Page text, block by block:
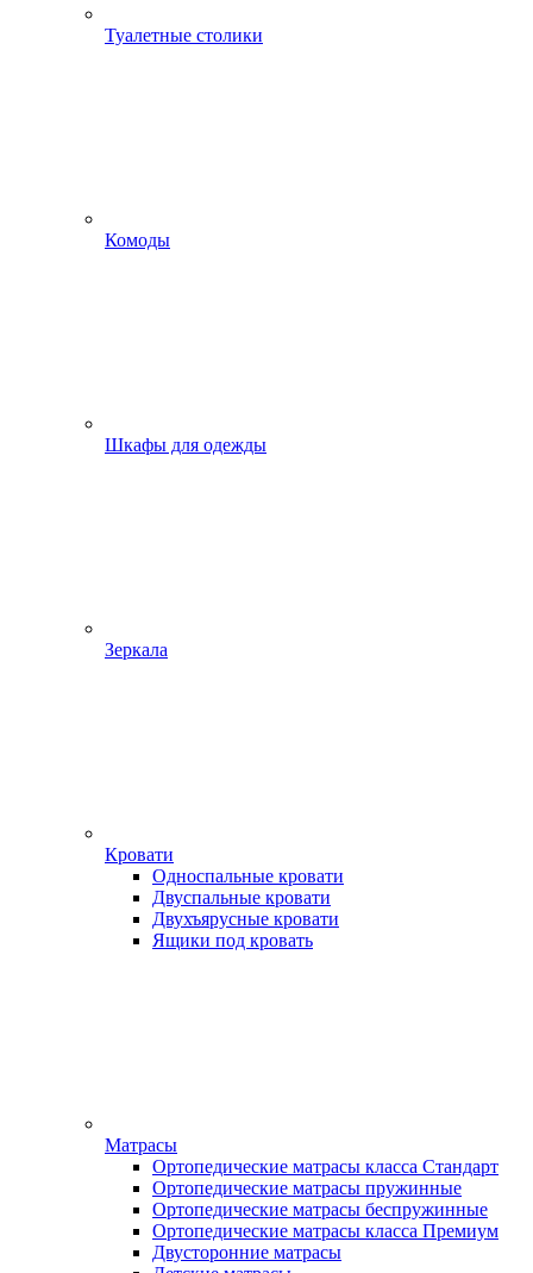
Туалетные столики
Комоды
Шкафы для одежды
Зеркала
Кровати
Односпальные кровати
Двуспальные кровати
Двухъярусные кровати
Ящики под кровать
Матрасы
Ортопедические матрасы класса Стандарт
Ортопедические матрасы пружинные
Ортопедические матрасы беспружинные
Ортопедические матрасы класса Премиум
Двусторонние матрасы